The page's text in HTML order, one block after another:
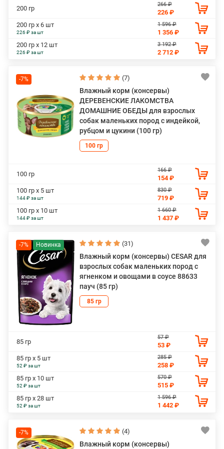
200 гр
266 ₽
226 ₽
200 гр х 6 шт
226 ₽ за шт
1 596 ₽
1 356 ₽
200 гр х 12 шт
226 ₽ за шт
3 192 ₽
2 712 ₽
-7% (7)
Влажный корм (консервы)
ДЕРЕВЕНСКИЕ ЛАКОМСТВА
ДОМАШНИЕ ОБЕДЫ для взрослых
собак маленьких пород с индейкой,
рубцом и цукини (100 гр)
100 гр
100 гр
166 ₽
154 ₽
100 гр х 5 шт
144 ₽ за шт
830 ₽
719 ₽
100 гр х 10 шт
144 ₽ за шт
1 660 ₽
1 437 ₽
-7% (31)
Влажный корм (консервы) CESAR для
взрослых собак маленьких пород с
ягненком и овощами в соусе 88633
пауч (85 гр)
85 гр
85 гр
57 ₽
53 ₽
85 гр х 5 шт
52 ₽ за шт
285 ₽
258 ₽
85 гр х 10 шт
52 ₽ за шт
570 ₽
515 ₽
85 гр х 28 шт
52 ₽ за шт
1 596 ₽
1 442 ₽
-7% (4)
Влажный корм (консервы)